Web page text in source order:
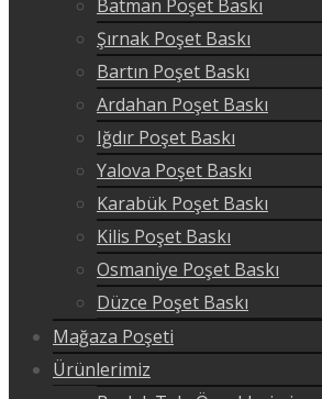
Batman Poşet Baskı
Şırnak Poşet Baskı
Bartın Poşet Baskı
Ardahan Poşet Baskı
Iğdır Poşet Baskı
Yalova Poşet Baskı
Karabük Poşet Baskı
Kilis Poşet Baskı
Osmaniye Poşet Baskı
Düzce Poşet Baskı
Mağaza Poşeti
Ürünlerimiz